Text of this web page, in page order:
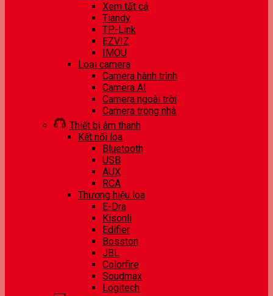
Xem tất cả
Tiandy
TP-Link
EZVIZ
IMOU
Loại camera
Camera hành trình
Camera AI
Camera ngoài trời
Camera trong nhà
Thiết bị âm thanh
Kết nối loa
Bluetooth
USB
AUX
RCA
Thương hiệu loa
E-Dra
Kisonli
Edifier
Bosston
JBL
Colorfire
Soudmax
Logitech